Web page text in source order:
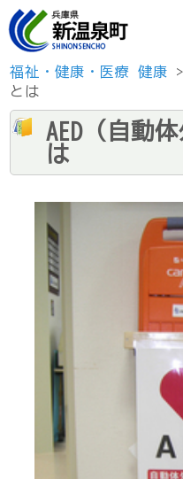
福祉・健康・医療 健康
とは
AED（自動
は